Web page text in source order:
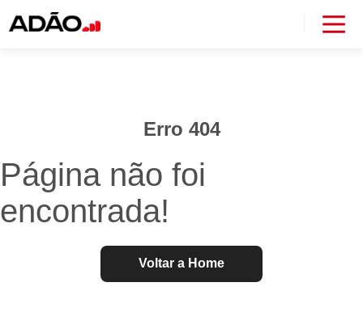
Erro 404
Página não foi
encontrada!
Voltar a Home